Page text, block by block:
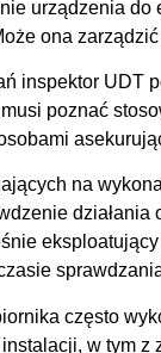
urządzenia do
ona
inspektor UDT
poznać
na
często
w tym